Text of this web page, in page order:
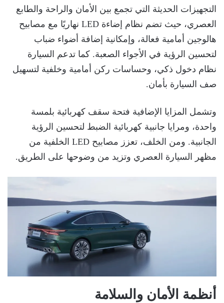
التجهيزات الحديثة التي تجمع بين الأمان والراحة والطابع
العصري، حيث تضم نظام إضاءة LED نهاريًا مع مصابيح
هالوجين أمامية فعالة، وإمكانية إضافة أضواء ضباب
لتحسين الرؤية في الأجواء الصعبة. كما تدعم السيارة
نظام دخول ذكي، وحساسات ركن أمامية وخلفية لتسهيل
صف السيارة بأمان.
وتشمل المزايا الإضافية فتحة سقف كهربائية بلمسة
واحدة، ومرايا جانبية كهربائية الضبط لتحسين الرؤية
الجانبية. ومن الخلف، تعزز مصابيح LED الخلفية من
مظهر السيارة العصري وتزيد من وضوحها على الطريق.
أنظمة الأمان والسلامة